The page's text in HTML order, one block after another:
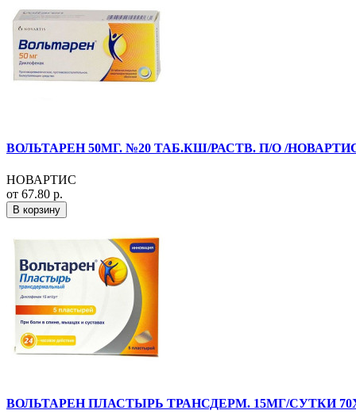
ВОЛЬТАРЕН 50МГ. №20 ТАБ.КШ/РАСТВ. П/О /
НОВАРТИС
от 67.80 р.
В корзину
ВОЛЬТАРЕН ПЛАСТЫРЬ ТРАНСДЕРМ. 15МГ/СУТКИ